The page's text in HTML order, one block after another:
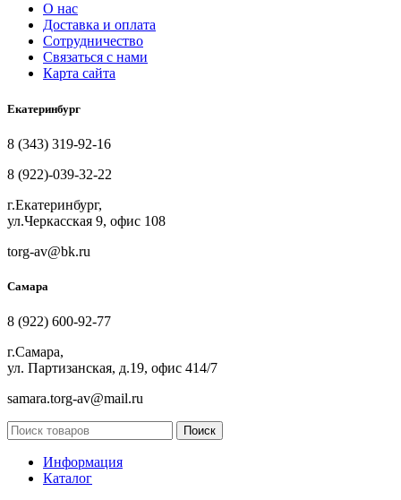
О нас
Доставка и оплата
Сотрудничество
Связаться с нами
Карта сайта
Екатеринбург
8 (343) 319-92-16
8 (922)-039-32-22
г.Екатеринбург,
ул.Черкасская 9, офис 108
torg-av@bk.ru
Самара
8 (922) 600-92-77
г.Самара,
ул. Партизанская, д.19, офис 414/7
samara.torg-av@mail.ru
Поиск
Информация
Каталог